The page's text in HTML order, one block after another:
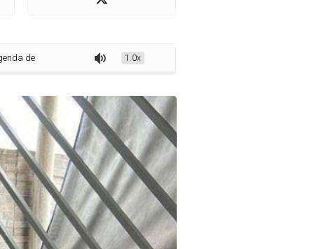
quem está firme no jogo para 2022
1.0x